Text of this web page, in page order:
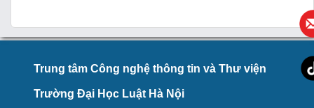
Trung tâm Công nghệ thông tin và Thư viện
Trường Đại Học Luật Hà Nội